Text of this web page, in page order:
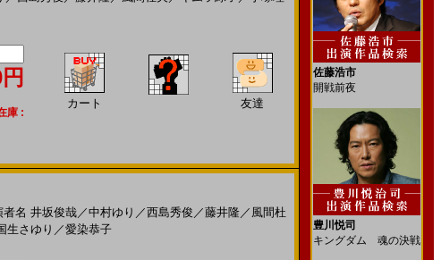
庫 :
カート 友達
名 井坂俊哉／中村ゆり ／西島秀俊 ／藤井隆／ 風間杜
生さゆり ／愛染恭子
佐藤浩市
開戦前夜
豊川悦司
キングダム 魂の決戦